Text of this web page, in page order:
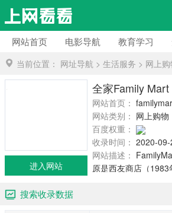
网站首页 电影导航 教育学习
当前位置： 网址导航 > 生活服务 > 网上购
全家Family Mart
网站首页：
网站类别： 网上购物
百度权重：
收录时间： 2020-
网站描述：
原是西友商店（1983
进入网站
搜索收录数据